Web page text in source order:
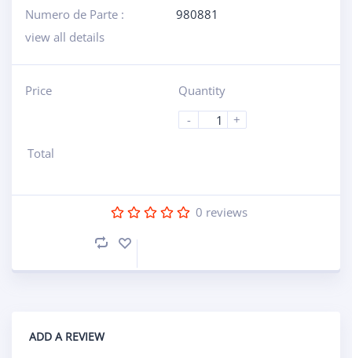
Numero de Parte :
980881
view all details
Price
Quantity
-
+
Total
0 reviews
ADD A REVIEW